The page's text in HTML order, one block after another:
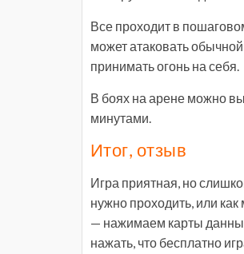
Все проходит в
может атаковать
принимать огонь на себя.
В боях на арене можно
минутами.
Итог, отзыв
Игра приятная, но
нужно проходить, или
— нажимаем карты
нажать, что бесплатно